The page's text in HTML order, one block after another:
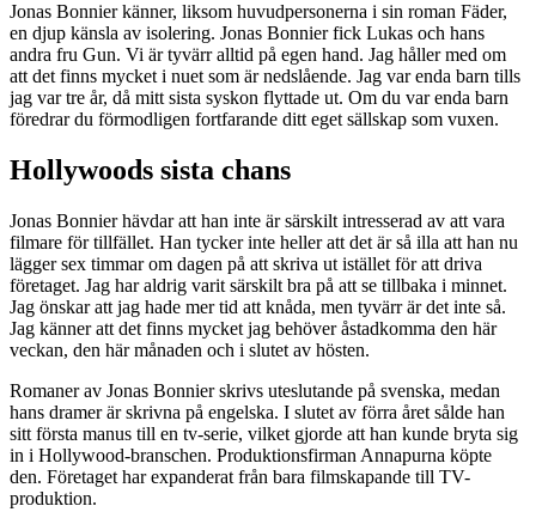
Jonas Bonnier känner, liksom huvudpersonerna i sin roman Fäder,
en djup känsla av isolering. Jonas Bonnier fick Lukas och hans
andra fru Gun. Vi är tyvärr alltid på egen hand. Jag håller med om
att det finns mycket i nuet som är nedslående. Jag var enda barn tills
jag var tre år, då mitt sista syskon flyttade ut. Om du var enda barn
föredrar du förmodligen fortfarande ditt eget sällskap som vuxen.
Hollywoods sista chans
Jonas Bonnier hävdar att han inte är särskilt intresserad av att vara
filmare för tillfället. Han tycker inte heller att det är så illa att han nu
lägger sex timmar om dagen på att skriva ut istället för att driva
företaget. Jag har aldrig varit särskilt bra på att se tillbaka i minnet.
Jag önskar att jag hade mer tid att knåda, men tyvärr är det inte så.
Jag känner att det finns mycket jag behöver åstadkomma den här
veckan, den här månaden och i slutet av hösten.
Romaner av Jonas Bonnier skrivs uteslutande på svenska, medan
hans dramer är skrivna på engelska. I slutet av förra året sålde han
sitt första manus till en tv-serie, vilket gjorde att han kunde bryta sig
in i Hollywood-branschen. Produktionsfirman Annapurna köpte
den. Företaget har expanderat från bara filmskapande till TV-
produktion.